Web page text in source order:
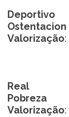
Deportivo
Ostentacion
Valorização:
Real
Pobreza
Valorização: